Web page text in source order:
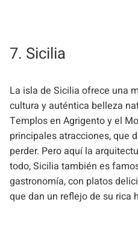
7. Sicilia
La isla de Sicilia ofrece una
cultura y auténtica belleza
Templos en Agrigento y el
principales atracciones, que
perder. Pero aquí la
todo, Sicilia también es
gastronomía, con platos
que dan un reflejo de su rica